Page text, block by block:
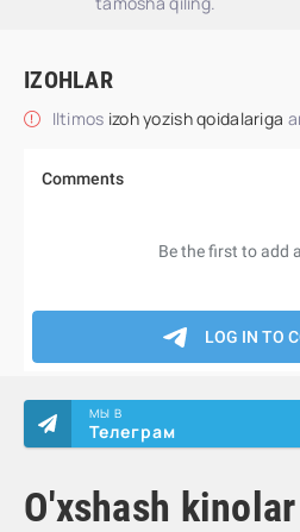
IZOHLAR
Iltimos izoh yozish qoidalariga
O'xshash kinolar
МЫ В
Телеграм